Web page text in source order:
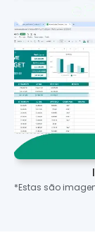
*Estas são